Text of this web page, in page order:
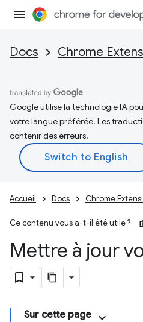
Docs Chrome
Google utilise la technologie IA
votre langue préférée. Les
contenir des erreurs.
Accueil Docs Chrome
Ce contenu vous a-t-il été utile ?
Mettre à jour
Sur cette page